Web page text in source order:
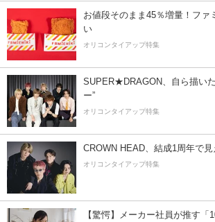
お値段そのまま45％増量！ファ
い
オリコンタイアップ特集
SUPER★DRAGON、自ら描い
ー”
オリコンタイアップ特集
CROWN HEAD、結成1周年で見
オリコンタイアップ特集
【驚愕】メーカー社員が推す「